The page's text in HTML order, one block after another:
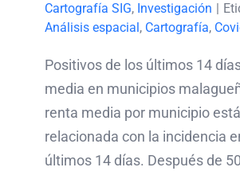
Cartografía SIG, Investigación |
Análisis espacial, Cartografía,
Positivos de los últimos 14
media en municipios
renta media por municipio
relacionada con la incidencia
últimos 14 días. Después de